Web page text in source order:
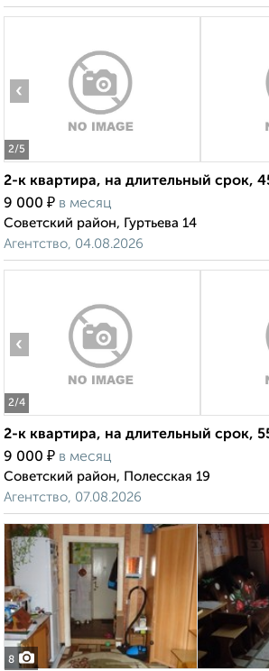
2/5
‹
2-к квартира, на длительный срок,
9 000 ₽ в месяц
Советский район, Гуртьева 14
Агентство, 04.08.2026
2/4
‹
2-к квартира, на длительный срок,
9 000 ₽ в месяц
Советский район, Полесская 19
Агентство, 07.08.2026
8